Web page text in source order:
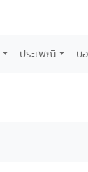
ประเพณี บ